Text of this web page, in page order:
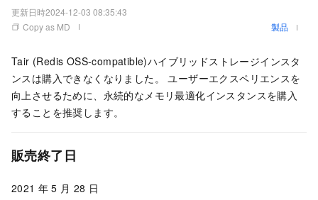
更新日時2024-12-03 08:35:43
Copy as MD
製品
Tair (Redis OSS-compatible)ハイブリッドストレージインスタ
ンスは購入できなくなりました。 ユーザーエクスペリエンスを
向上させるために、永続的なメモリ最適化インスタンスを購入
することを推奨します。
販売終了日
2021 年 5 月 28 日